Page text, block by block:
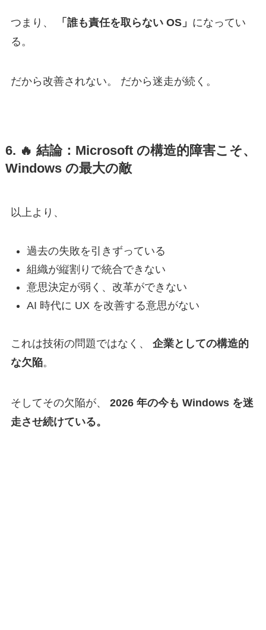
つまり、 「誰も責任を取らない OS」 になってい
る。
だから改善されない。 だから迷走が続く。
6. 🔥 結論：Microsoft の構造的障害こそ、
Windows の最大の敵
以上より、
過去の失敗を引きずっている
組織が縦割りで統合できない
意思決定が弱く、改革ができない
AI 時代に UX を改善する意思がない
これは技術の問題ではなく、 企業としての構造的
な欠陥。
そしてその欠陥が、 2026 年の今も Windows を迷
走させ続けている。